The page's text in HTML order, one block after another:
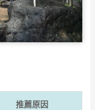
推薦原因